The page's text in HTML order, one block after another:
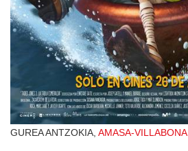
GUREA ANTZOKIA, AMASA-VILLABONA